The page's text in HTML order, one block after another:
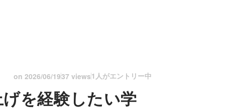
on 2026/06/1937 views1人がエントリー中
を経験したい学